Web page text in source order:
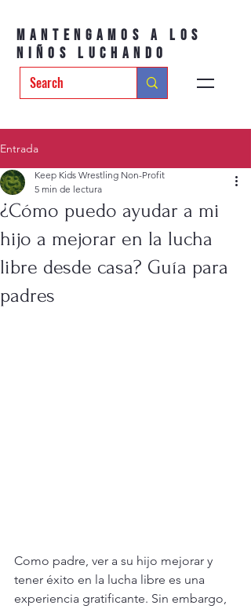
Mantengamos a los
niños luchando
Entrada
¿Cómo puedo ayudar a mi
hijo a mejorar en la lucha
libre desde casa? Guía para
padres
Keep Kids Wrestling Non-Profit
5 min de lectura
Como padre, ver a su hijo mejorar y
tener éxito en la lucha libre es una
experiencia gratificante. Sin embargo,